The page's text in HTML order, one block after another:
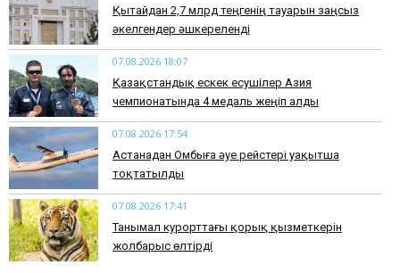
Қытайдан 2,7 млрд теңгенің тауарын заңсыз
әкелгендер әшкереленді
07.08.2026 18:07
Қазақстандық ескек есушілер Азия
чемпионатында 4 медаль жеңіп алды
07.08.2026 17:54
Астанадан Омбыға әуе рейстері уақытша
тоқтатылды
07.08.2026 17:41
​Танымал курорттағы қорық қызметкерін
жолбарыс өлтірді